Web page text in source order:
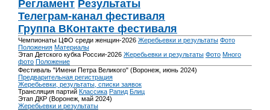
Регламент Результаты
Телеграм-канал фестиваля
Группа ВКонтакте фестиваля
Чемпионаты ЦФО среди женщин-2026 Жеребьевки и результаты Фото
Положения Материалы
Этап Детского кубка России-2026 Жеребьевки и результаты Фото Много
фото Положение
Фестиваль "Имени Петра Великого" (Воронеж, июнь 2024)
Предварительная регистрация
Жеребьевки, результаты, списки заявок
Трансляция партий Классика Рапид Блиц
Этап ДКР (Воронеж, май 2024)
Жеребьевки и результаты